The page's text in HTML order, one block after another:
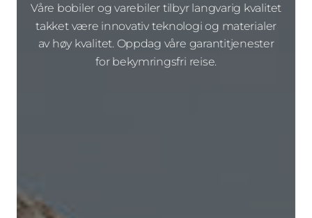
Våre bobiler og varebiler tilbyr langvarig kvalitet
takket være innovativ teknologi og materialer
av høy kvalitet. Oppdag våre garantitjenester
for bekymringsfri reise.